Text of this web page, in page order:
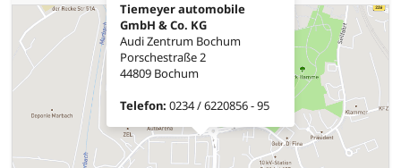
Tiemeyer automobile
GmbH & Co. KG
Audi Zentrum Bochum
Porschestraße 2
44809 Bochum
Telefon: 0234 / 6220856 - 95